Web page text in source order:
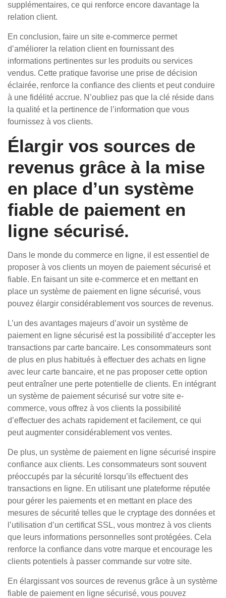
supplémentaires, ce qui renforce encore davantage la
relation client.
En conclusion, faire un site e-commerce permet
d’améliorer la relation client en fournissant des
informations pertinentes sur les produits ou services
vendus. Cette pratique favorise une prise de décision
éclairée, renforce la confiance des clients et peut conduire
à une fidélité accrue. N’oubliez pas que la clé réside dans
la qualité et la pertinence de l’information que vous
fournissez à vos clients.
Élargir vos sources de
revenus grâce à la mise
en place d’un système
fiable de paiement en
ligne sécurisé.
Dans le monde du commerce en ligne, il est essentiel de
proposer à vos clients un moyen de paiement sécurisé et
fiable. En faisant un site e-commerce et en mettant en
place un système de paiement en ligne sécurisé, vous
pouvez élargir considérablement vos sources de revenus.
L’un des avantages majeurs d’avoir un système de
paiement en ligne sécurisé est la possibilité d’accepter les
transactions par carte bancaire. Les consommateurs sont
de plus en plus habitués à effectuer des achats en ligne
avec leur carte bancaire, et ne pas proposer cette option
peut entraîner une perte potentielle de clients. En intégrant
un système de paiement sécurisé sur votre site e-
commerce, vous offrez à vos clients la possibilité
d’effectuer des achats rapidement et facilement, ce qui
peut augmenter considérablement vos ventes.
De plus, un système de paiement en ligne sécurisé inspire
confiance aux clients. Les consommateurs sont souvent
préoccupés par la sécurité lorsqu’ils effectuent des
transactions en ligne. En utilisant une plateforme réputée
pour gérer les paiements et en mettant en place des
mesures de sécurité telles que le cryptage des données et
l’utilisation d’un certificat SSL, vous montrez à vos clients
que leurs informations personnelles sont protégées. Cela
renforce la confiance dans votre marque et encourage les
clients potentiels à passer commande sur votre site.
En élargissant vos sources de revenus grâce à un système
fiable de paiement en ligne sécurisé, vous pouvez